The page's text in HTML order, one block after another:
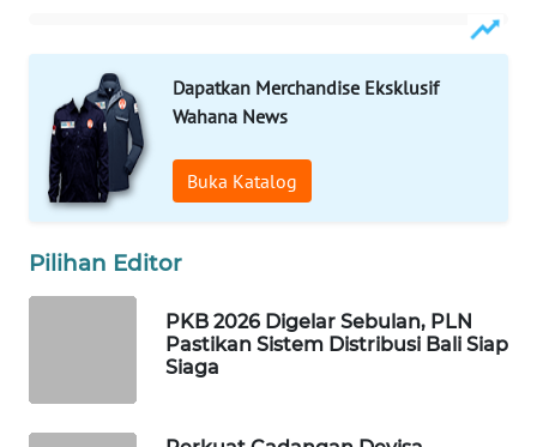
Dapatkan Merchandise Eksklusif
Wahana News
Buka Katalog
Pilihan Editor
PKB 2026 Digelar Sebulan, PLN
Pastikan Sistem Distribusi Bali Siap
Siaga
WAHANA
Wahana
Network
KONSUMEN
LISTRIK